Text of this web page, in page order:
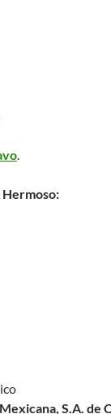
.
S.A. de